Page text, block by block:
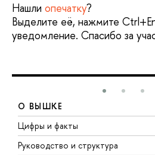
Нашли опечатку?
Выделите её, нажмите
уведомление. Спасибо за
О ВЫШКЕ
Цифры и факты
Руководство и структура